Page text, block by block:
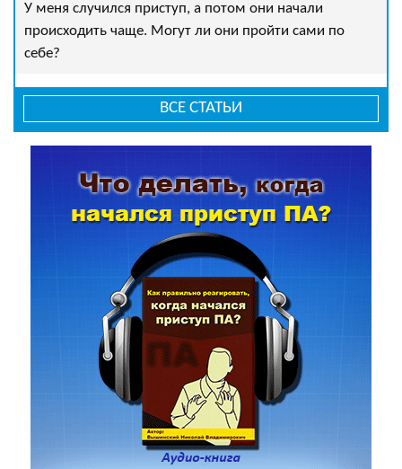
У меня случился приступ, а потом они начали
происходить чаще. Могут ли они пройти сами по
себе?
ВСЕ СТАТЬИ